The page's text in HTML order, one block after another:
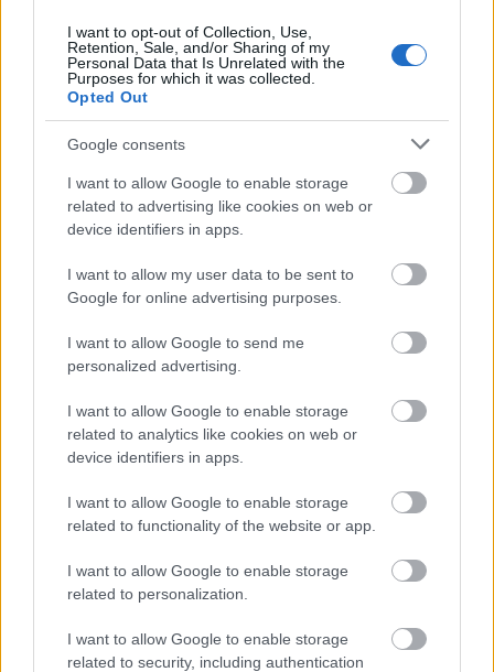
I want to opt-out of Collection, Use,
Retention, Sale, and/or Sharing of my
Personal Data that Is Unrelated with the
Purposes for which it was collected.
Opted Out
Google consents
I want to allow Google to enable storage
related to advertising like cookies on web or
device identifiers in apps.
I want to allow my user data to be sent to
Google for online advertising purposes.
I want to allow Google to send me
personalized advertising.
I want to allow Google to enable storage
related to analytics like cookies on web or
device identifiers in apps.
I want to allow Google to enable storage
related to functionality of the website or app.
I want to allow Google to enable storage
related to personalization.
I want to allow Google to enable storage
related to security, including authentication
múlt Bicske vízellátása
Mohács a csata ötszázadik
évfordulójára
A tengerfenék alatt négy óriáskábellel
kötik össze Spanyolország és
Franciaország villamosenergia-
hálózatát
Még több zöld, még több virág és új
játszótér Debrecen egyik legfontosabb
HÍRLEVÉL
E-mail cím